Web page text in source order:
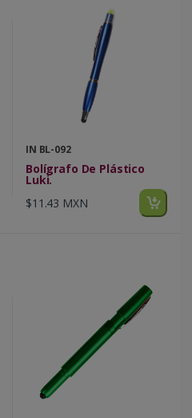
IN BL-092
Bolígrafo De Plástico
Luki.
$11.43 MXN